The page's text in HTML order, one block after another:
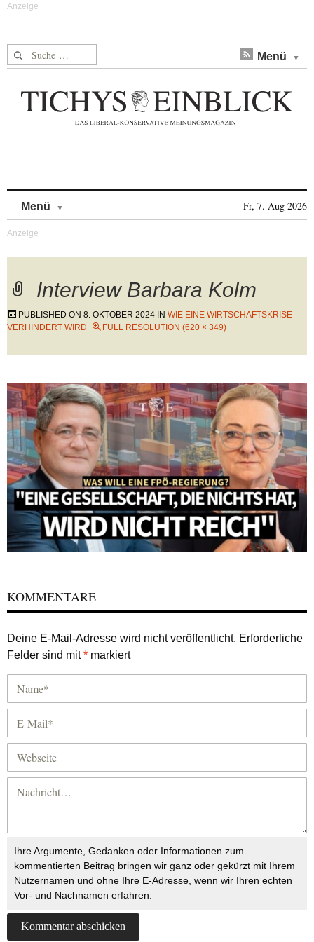
Suche nach: Menü
Menü Fr, 7. Aug 2026
Interview Barbara Kolm
PUBLISHED ON 8. OKTOBER 2024 IN WIE EINE WIRTSCHAFTSKRISE
VERHINDERT WIRD
FULL RESOLUTION (620 × 349)
KOMMENTARE
Deine E-Mail-Adresse wird nicht veröffentlicht. Erforderliche
Felder sind mit* markiert
Ihre Argumente, Gedanken oder Informationen zum
kommentierten Beitrag bringen wir ganz oder gekürzt mit Ihrem
Nutzernamen und ohne Ihre E-Adresse, wenn wir Ihren echten
Vor- und Nachnamen erfahren.